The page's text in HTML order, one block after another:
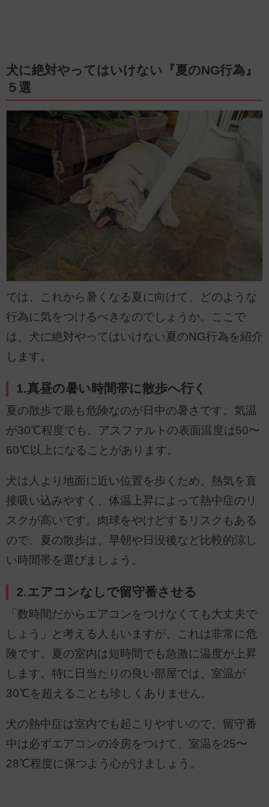
犬に絶対やってはいけない『夏のNG行為』
５選
では、これから暑くなる夏に向けて、どのような
行為に気をつけるべきなのでしょうか。ここで
は、犬に絶対やってはいけない夏のNG行為を紹介
します。
1.真昼の暑い時間帯に散歩へ行く
夏の散歩で最も危険なのが日中の暑さです。気温
が30℃程度でも、アスファルトの表面温度は50〜
60℃以上になることがあります。
犬は人より地面に近い位置を歩くため、熱気を直
接吸い込みやすく、体温上昇によって熱中症のリ
スクが高いです。肉球をやけどするリスクもある
ので、夏の散歩は、早朝や日没後など比較的涼し
い時間帯を選びましょう。
2.エアコンなしで留守番させる
「数時間だからエアコンをつけなくても大丈夫で
しょう」と考える人もいますが、これは非常に危
険です。夏の室内は短時間でも急激に温度が上昇
します。特に日当たりの良い部屋では、室温が
30℃を超えることも珍しくありません。
犬の熱中症は室内でも起こりやすいので、留守番
中は必ずエアコンの冷房をつけて、室温を25〜
28℃程度に保つよう心がけましょう。